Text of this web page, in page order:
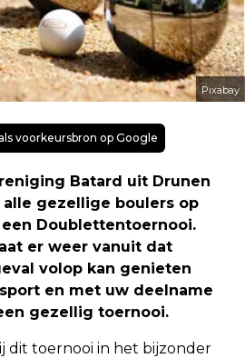
Pixabay
voorkeursbron op Google
Batard uit Drunen
gezellige boulers op
Doublettentoernooi.
er weer vanuit dat
volop kan genieten
en met uw deelname
gezellig toernooi.
dit toernooi in het bijzonder